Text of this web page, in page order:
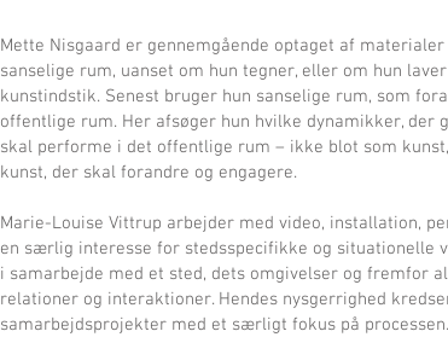
Mette Nisgaard er gennemgående optaget af
sanselige rum, uanset om hun tegner, eller om hun
kunstindstik. Senest bruger hun sanselige rum, som
offentlige rum. Her afsøger hun hvilke dynamikker, der
skal performe i det offentlige rum – ikke blot som
kunst, der skal forandre og engagere.
Marie-Louise Vittrup arbejder med video, installation,
en særlig interesse for stedsspecifikke og situationelle
i samarbejde med et sted, dets omgivelser og fremfor
relationer og interaktioner. Hendes nysgerrighed
samarbejdsprojekter med et særligt fokus på